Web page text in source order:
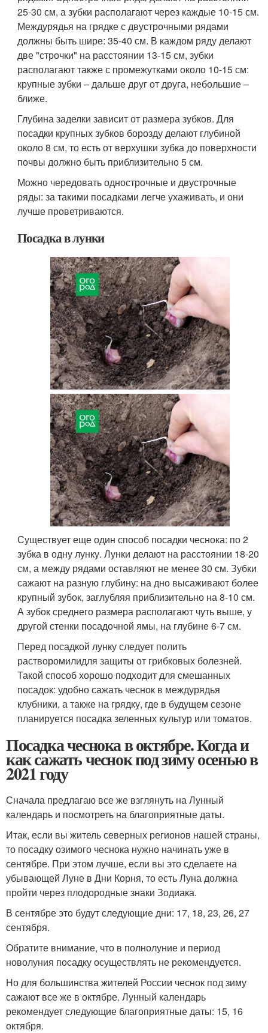
25-30 см, а зубки располагают через каждые 10-15 см.
Междурядья на грядке с двустрочными рядами
должны быть шире: 35-40 см. В каждом ряду делают
две "строчки" на расстоянии 13-15 см, зубки
располагают также с промежутками около 10-15 см:
крупные зубки – дальше друг от друга, небольшие –
ближе.
Глубина заделки зависит от размера зубков. Для
посадки крупных зубков борозду делают глубиной
около 8 см, то есть от верхушки зубка до поверхности
почвы должно быть приблизительно 5 см.
Можно чередовать однострочные и двустрочные
ряды: за такими посадками легче ухаживать, и они
лучше проветриваются.
Посадка в лунки
Существует еще один способ посадки чеснока: по 2
зубка в одну лунку. Лунки делают на расстоянии 18-20
см, а между рядами оставляют не менее 30 см. Зубки
сажают на разную глубину: на дно высаживают более
крупный зубок, заглубляя приблизительно на 8-10 см.
А зубок среднего размера располагают чуть выше, у
другой стенки посадочной ямы, на глубине 6-7 см.
Перед посадкой лунку следует полить
растворомилидля защиты от грибковых болезней.
Такой способ хорошо подходит для смешанных
посадок: удобно сажать чеснок в междурядья
клубники, а также на грядку, где в будущем сезоне
планируется посадка зеленных культур или томатов.
Посадка чеснока в октябре. Когда и
как сажать чеснок под зиму осенью в
2021 году
Сначала предлагаю все же взглянуть на Лунный
календарь и посмотреть на благоприятные даты.
Итак, если вы житель северных регионов нашей страны,
то посадку озимого чеснока нужно начинать уже в
сентябре. При этом лучше, если вы это сделаете на
убывающей Луне в Дни Корня, то есть Луна должна
пройти через плодородные знаки Зодиака.
В сентябре это будут следующие дни: 17, 18, 23, 26, 27
сентября.
Обратите внимание, что в полнолуние и период
новолуния посадку осуществлять не рекомендуется.
Но для большинства жителей России чеснок под зиму
сажают все же в октябре. Лунный календарь
рекомендует следующие благоприятные даты: 15, 16
октября.